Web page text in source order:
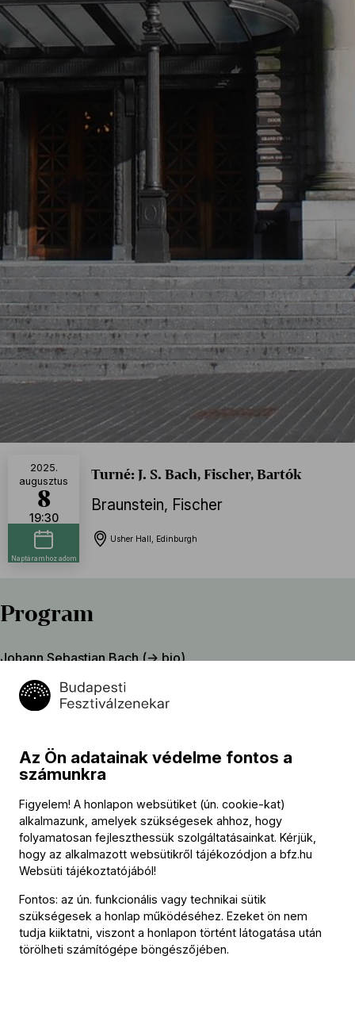
Turné: J. S. Bach, Fischer, Bartók
Braunstein, Fischer
Usher Hall, Edinburgh
2025.
augusztus
8
19:30
Naptáramhoz adom
Program
Johann Sebastian Bach (→bio)
Fischer Iván
szünet
Bartók Béla (→bio
A csodálatos mandarin, Sz. 73, BB 82
Közreműködők
Vezényel
Fischer Iván
Az Ön adatainak védelme fontos a
számunkra
Figyelem! A honlapon websütiket (ún. cookie-kat)
alkalmazunk, amelyek szükségesek ahhoz, hogy
folyamatosan fejleszthessük szolgáltatásainkat. Kérjük,
hogy az alkalmazott websütikről tájékozódjon a bfz.hu
Websüti tájékoztatójából!
Fontos: az ún. funkcionális vagy technikai sütik
szükségesek a honlap működéséhez. Ezeket ön nem
tudja kiiktatni, viszont a honlapon történt látogatása után
törölheti számítógépe böngészőjében.